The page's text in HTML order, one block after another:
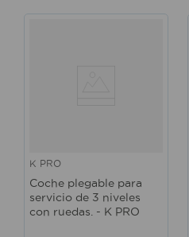
K PRO
Coche plegable para
servicio de 3 niveles
con ruedas. - K PRO